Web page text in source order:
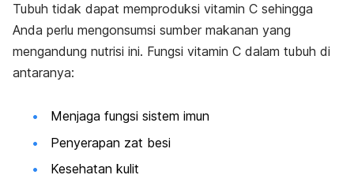
Tubuh tidak dapat memproduksi vitamin C sehingga
Anda perlu mengonsumsi sumber makanan yang
mengandung nutrisi ini. Fungsi vitamin C dalam tubuh di
antaranya:
Menjaga fungsi sistem imun
Penyerapan zat besi
Kesehatan kulit